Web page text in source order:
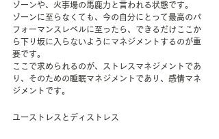
ゾーンや、火事場の馬鹿力と言われる状態です。
ゾーンに至らなくても、今の自分にとって最高のパ
フォーマンスレベルに至ったら、できるだけここか
ら下り坂に入らないようにマネジメントするのが重
要です。
ここで求められるのが、ストレスマネジメントであ
り、そのための睡眠マネジメントであり、感情マネ
ジメントです。
ユーストレスとディストレス